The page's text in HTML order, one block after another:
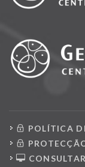
POLÍTICA